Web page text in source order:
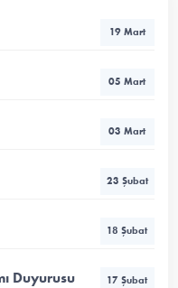
19 Mart
05 Mart
03 Mart
23 Şubat
18 Şubat
Duyurusu 17 Şubat